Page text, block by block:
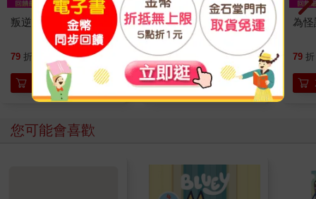
叛逆玩家 01
79 折 特價 253 元
加入購物車
腎臟求救中：真希望
40歲之前洪永祥醫師
就告訴我這些事
79 折 379 元
加入購物車
為
79 折
您可能會喜歡